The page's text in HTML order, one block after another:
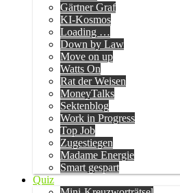
Gärtner Graf
KI-Kosmos
Loading …
Down by Law
Move on up
Watts On
Rat der Weisen
MoneyTalks
Sektenblog
Work in Progress
Top Job
Zugestiegen
Madame Energie
Smart gespart
Quiz